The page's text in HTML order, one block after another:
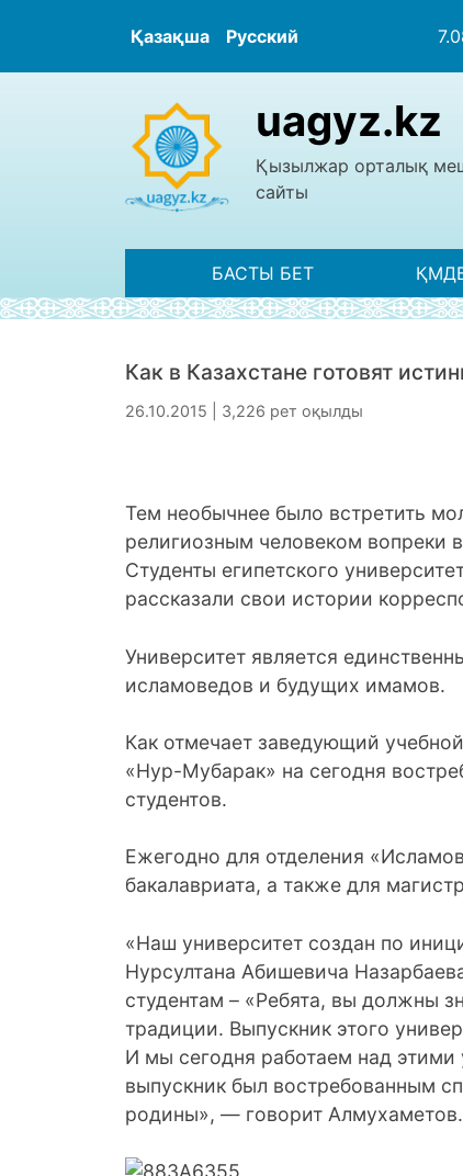
Қазақша Русский
uagyz.kz
Қызылжар орталық
сайты
БАСТЫ БЕТ
Как в Казахстане готовят
26.10.2015 | 3,226 рет оқылды
Тем необычнее было встретить
религиозным человеком вопреки
Студенты египетского
рассказали свои истории
Университет является
исламоведов и будущих имамов.
Как отмечает заведующий
«Нур-Мубарак» на сегодня
студентов.
Ежегодно для отделения
бакалавриата, а также для
«Наш университет создан по
Нурсултана Абишевича
студентам – «Ребята, вы должны
традиции. Выпускник этого
И мы сегодня работаем над этими
выпускник был востребованным
родины», — говорит Алмухаметов.